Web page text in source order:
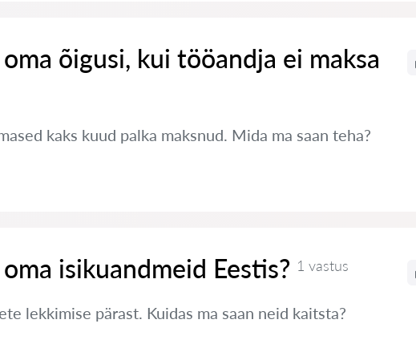
õigusi, kui tööandja ei maksa
kaks kuud palka maksnud. Mida ma saan teha?
isikuandmeid Eestis? 1 vastus
lekkimise pärast. Kuidas ma saan neid kaitsta?